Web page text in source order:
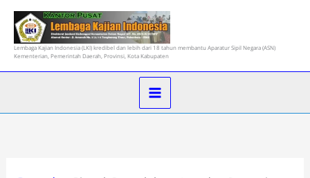
Lewati
konten
Lembaga Kajian Indonesia (LKI) kredibel dan lebih dari 18 tahun membantu Aparatur Sipil Negara (ASN)
Kementerian, Pemerintah Daerah, Provinsi, Kota Kabupaten